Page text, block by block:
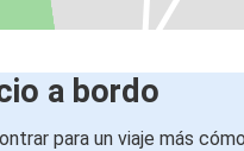
a bordo
para un viaje más